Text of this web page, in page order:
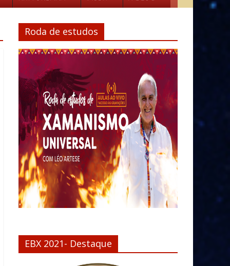
Roda de estudos
EBX 2021- Destaque